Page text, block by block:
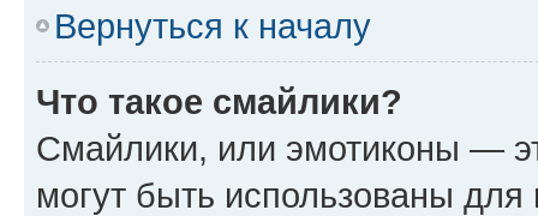
Вернуться к началу
Что такое смайлики?
Смайлики, или эмотиконы —
могут быть использованы